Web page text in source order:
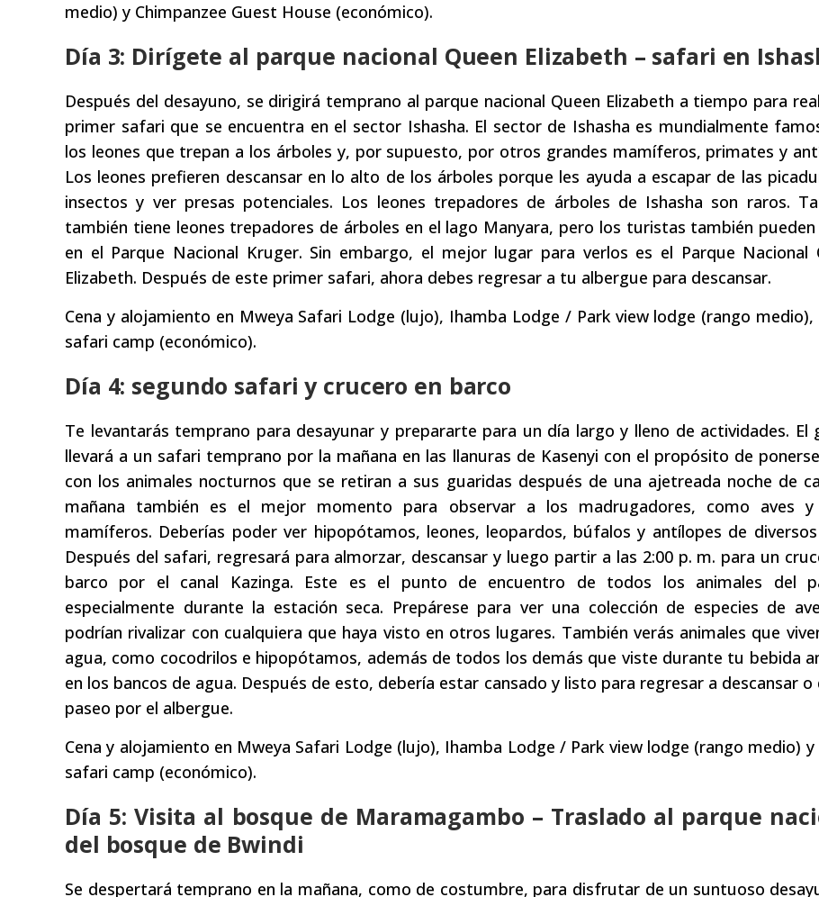
medio) y Chimpanzee Guest House (económico).
Día 3: Dirígete al parque nacional Queen Elizabeth – safari en
Después del desayuno, se dirigirá temprano al parque nacional Queen Elizabeth a tiempo para
primer safari que se encuentra en el sector Ishasha. El sector de Ishasha es mundialmente
los leones que trepan a los árboles y, por supuesto, por otros grandes mamíferos, primates y
Los leones prefieren descansar en lo alto de los árboles porque les ayuda a escapar de las
insectos y ver presas potenciales. Los leones trepadores de árboles de Ishasha son raros.
también tiene leones trepadores de árboles en el lago Manyara, pero los turistas también pueden
en el Parque Nacional Kruger. Sin embargo, el mejor lugar para verlos es el Parque Nacional
Elizabeth. Después de este primer safari, ahora debes regresar a tu albergue para descansar.
Cena y alojamiento en Mweya Safari Lodge (lujo), Ihamba Lodge / Park view lodge (rango medio),
safari camp (económico).
Día 4: segundo safari y crucero en barco
Te levantarás temprano para desayunar y prepararte para un día largo y lleno de actividades. El
llevará a un safari temprano por la mañana en las llanuras de Kasenyi con el propósito de
con los animales nocturnos que se retiran a sus guaridas después de una ajetreada noche de
mañana también es el mejor momento para observar a los madrugadores, como aves
mamíferos. Deberías poder ver hipopótamos, leones, leopardos, búfalos y antílopes de
Después del safari, regresará para almorzar, descansar y luego partir a las 2:00 p. m. para un
barco por el canal Kazinga. Este es el punto de encuentro de todos los animales del
especialmente durante la estación seca. Prepárese para ver una colección de especies de
podrían rivalizar con cualquiera que haya visto en otros lugares. También verás animales que
agua, como cocodrilos e hipopótamos, además de todos los demás que viste durante tu bebida
en los bancos de agua. Después de esto, debería estar cansado y listo para regresar a descansar o
paseo por el albergue.
Cena y alojamiento en Mweya Safari Lodge (lujo), Ihamba Lodge / Park view lodge (rango medio) y
safari camp (económico).
Día 5: Visita al bosque de Maramagambo – Traslado al parque
del bosque de Bwindi
Se despertará temprano en la mañana, como de costumbre, para disfrutar de un suntuoso